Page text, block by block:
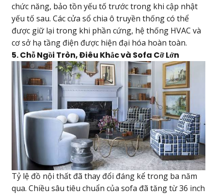
chức năng, bảo tồn yếu tố trước trong khi cập nhật
yếu tố sau. Các cửa sổ chia ô truyền thống có thể
được giữ lại trong khi phần cứng, hệ thống HVAC và
cơ sở hạ tầng điện được hiện đại hóa hoàn toàn.
5. Chỗ Ngồi Tròn, Điêu Khắc và Sofa Cỡ Lớn
Tỷ lệ đồ nội thất đã thay đổi đáng kể trong ba năm
qua. Chiều sâu tiêu chuẩn của sofa đã tăng từ 36 inch